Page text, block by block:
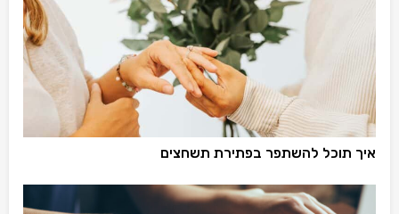
איך תוכל להשתפר בפתירת תשחצים